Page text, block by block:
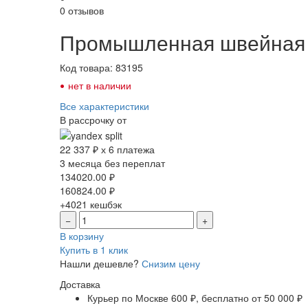
0 отзывов
Промышленная швейная
Код товара: 83195
• нет в наличии
Все характеристики
В рассрочку от
22 337 ₽ х 6 платежа
3 месяца без переплат
134020.00 ₽
160824.00 ₽
+4021 кешбэк
−
+
В корзину
Купить в 1 клик
Нашли дешевле? Снизим цену
Доставка
Курьер по Москве 600 ₽, бесплатно от 50 000 ₽